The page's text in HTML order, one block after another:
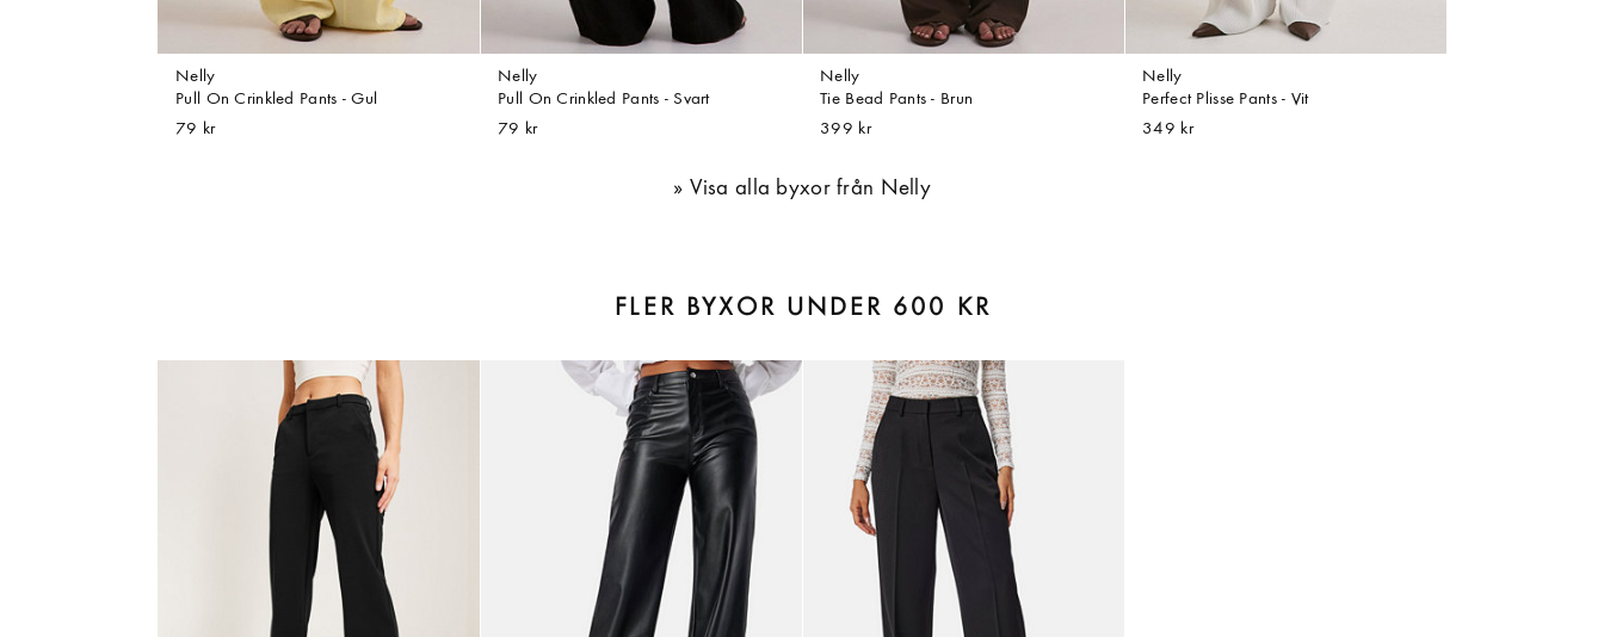
Nelly
Pull On Crinkled Pants - Gul
79 kr
Nelly
Pull On Crinkled Pants - Svart
79 kr
Nelly
Tie Bead Pants - Brun
399 kr
Nelly
Perfect Plisse Pants - Vit
349 kr
Visa alla byxor från Nelly
FLER BYXOR UNDER 600 KR